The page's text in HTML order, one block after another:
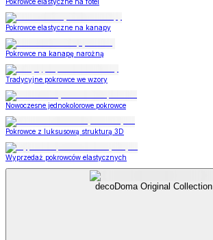
Pokrowce elastyczne na kanapy
Pokrowce na kanapę narożną
Tradycyjne pokrowce we wzory
Nowoczesne jednokolorowe pokrowce
Pokrowce z luksusową strukturą 3D
Wyprzedaż pokrowców elastycznych
decoDoma Original Collection